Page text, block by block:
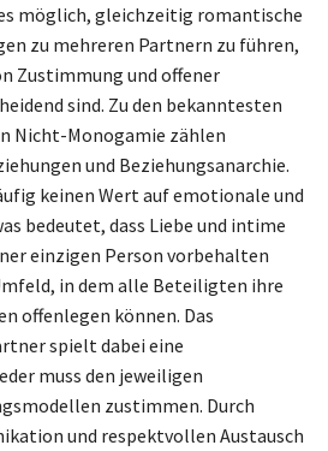
möglich, gleichzeitig romantische
zu mehreren Partnern zu führen,
Zustimmung und offener
sind. Zu den bekanntesten
Nicht-Monogamie zählen
und Beziehungsanarchie.
keinen Wert auf emotionale und
bedeutet, dass Liebe und intime
einzigen Person vorbehalten
in dem alle Beteiligten ihre
offenlegen können. Das
spielt dabei eine
muss den jeweiligen
zustimmen. Durch
und respektvollen Austausch